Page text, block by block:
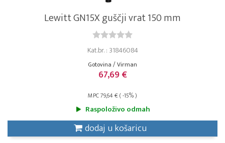
Lewitt GN15X guščji vrat 150 mm
Kat.br. : 31846084
Gotovina / Virman
67,69 €
MPC 79,64 € ( -15% )
Raspoloživo odmah
dodaj u košaricu